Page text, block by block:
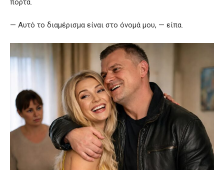
πόρτα.
— Αυτό το διαμέρισμα είναι στο όνομά μου, — είπα.